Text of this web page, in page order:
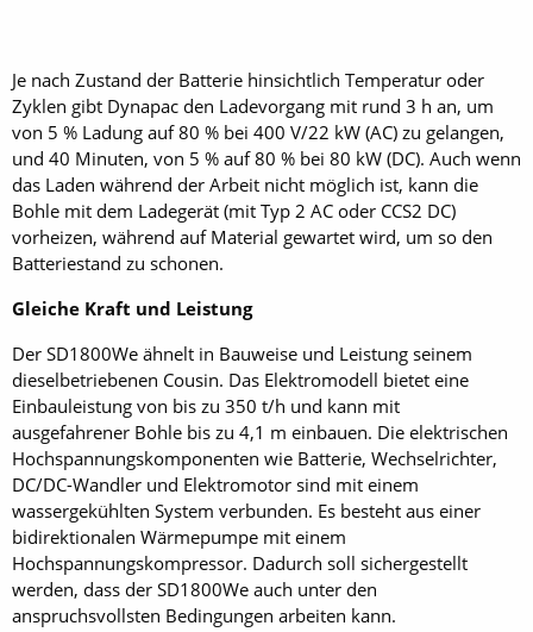
Je nach Zustand der Batterie hinsichtlich Temperatur oder
Zyklen gibt Dynapac den Ladevorgang mit rund 3 h an, um
von 5 % Ladung auf 80 % bei 400 V/22 kW (AC) zu gelangen,
und 40 Minuten, von 5 % auf 80 % bei 80 kW (DC). Auch wenn
das Laden während der Arbeit nicht möglich ist, kann die
Bohle mit dem Ladegerät (mit Typ 2 AC oder CCS2 DC)
vorheizen, während auf Material gewartet wird, um so den
Batteriestand zu schonen.
Gleiche Kraft und Leistung
Der SD1800We ähnelt in Bauweise und Leistung seinem
dieselbetriebenen Cousin. Das Elektromodell bietet eine
Einbauleistung von bis zu 350 t/h und kann mit
ausgefahrener Bohle bis zu 4,1 m einbauen. Die elektrischen
Hochspannungskomponenten wie Batterie, Wechselrichter,
DC/DC-Wandler und Elektromotor sind mit einem
wassergekühlten System verbunden. Es besteht aus einer
bidirektionalen Wärmepumpe mit einem
Hochspannungskompressor. Dadurch soll sichergestellt
werden, dass der SD1800We auch unter den
anspruchsvollsten Bedingungen arbeiten kann.